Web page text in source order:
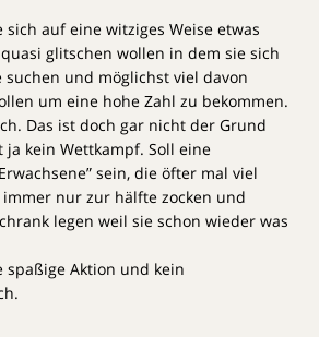
sich auf eine witziges Weise etwas
glitschen wollen in dem sie sich
suchen und möglichst viel davon
um eine hohe Zahl zu bekommen.
Das ist doch gar nicht der Grund
ja kein Wettkampf. Soll eine
sein, die öfter mal viel
nur zur hälfte zocken und
legen weil sie schon wieder was
spaßige Aktion und kein